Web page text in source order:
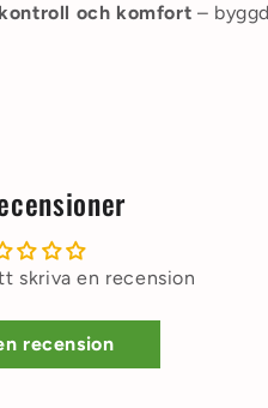
och komfort –
skriva en recension
recension